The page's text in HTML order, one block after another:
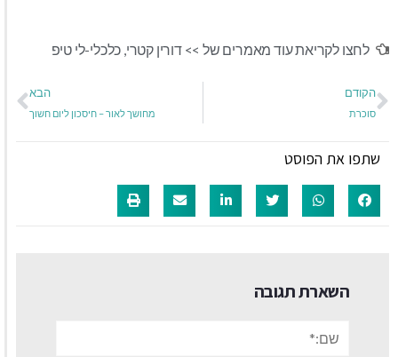
לחצו לקריאת עוד מאמרים של >> דורין קטרי, כלכלי-לי טיפ
הקודם
סוכרת
הבא
מחושך לאור – חיסכון ליום חשוך
שתפו את הפוסט
השארת תגובה